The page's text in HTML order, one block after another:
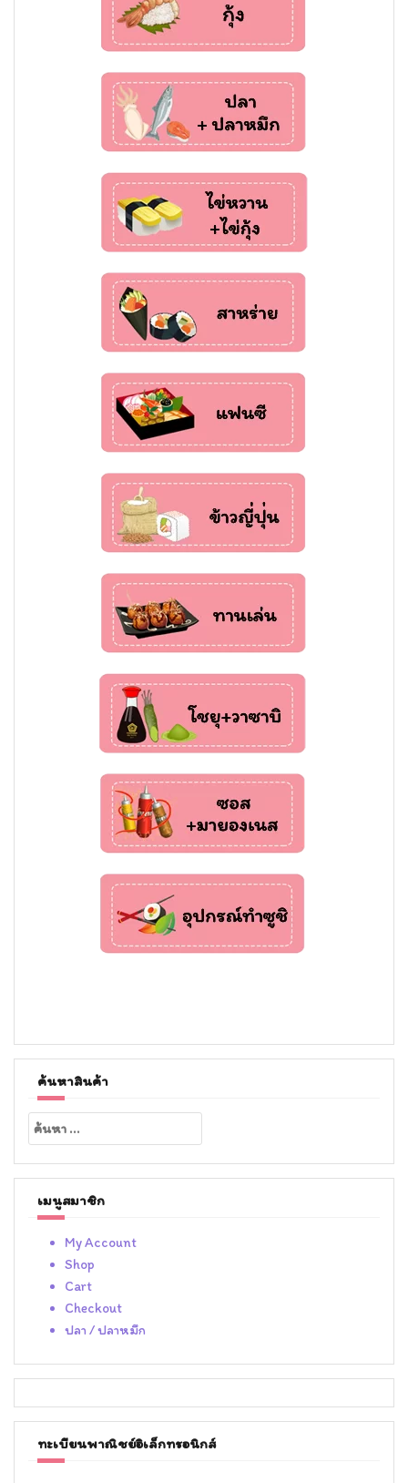
ค้นหาสินค้า
ค้นหา
สำหรับ:
เมนูสมาชิก
My Account
Shop
Cart
Checkout
ปลา / ปลาหมึก
ทะเบียนพาณิชย์อิเล็กทรอนิกส์